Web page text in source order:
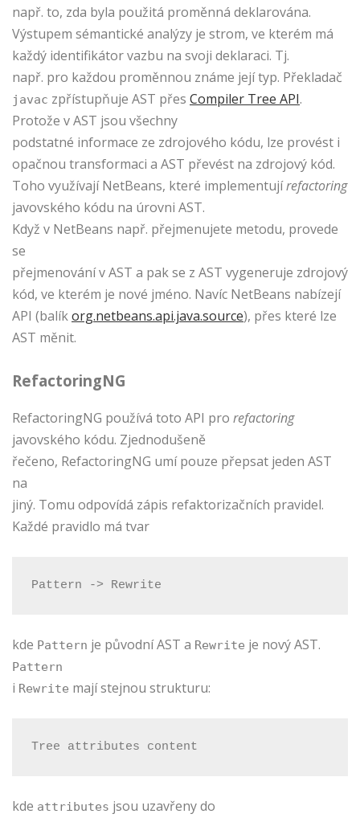
např. to, zda byla použitá proměnná deklarována.
Výstupem sémantické analýzy je strom, ve kterém má
každý identifikátor vazbu na svoji deklaraci. Tj.
např. pro každou proměnnou známe její typ. Překladač
javac zpřístupňuje AST přes Compiler Tree API.
Protože v AST jsou všechny
podstatné informace ze zdrojového kódu, lze provést i
opačnou transformaci a AST převést na zdrojový kód.
Toho využívají NetBeans, které implementujírefactoring
javovského kódu na úrovni AST.
Když v NetBeans např. přejmenujete metodu, provede
se
přejmenování v AST a pak se z AST vygeneruje zdrojový
kód, ve kterém je nové jméno. Navíc NetBeans nabízejí
API (balíkorg.netbeans.api.java.source), přes které lze
AST měnit.
RefactoringNG
RefactoringNG používá toto API pro refactoring
javovského kódu. Zjednodušeně
řečeno, RefactoringNG umí pouze přepsat jeden AST
na
jiný. Tomu odpovídá zápis refaktorizačních pravidel.
Každé pravidlo má tvar
Pattern -> Rewrite
kde Pattern je původní AST a Rewrite je nový AST.
Pattern
i Rewrite mají stejnou strukturu:
Tree attributes content
kde attributes jsou uzavřeny do